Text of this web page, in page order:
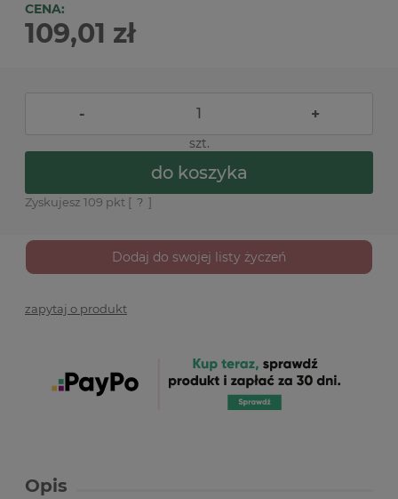
CENA:
109,01 zł
- +
szt.
do koszyka
Zyskujesz 109 pkt [ ? ]
Dodaj do swojej listy życzeń
zapytaj o produkt
Opis